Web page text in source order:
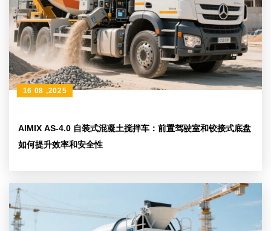
AIMIX AS-4.0 自装式混凝土搅拌车：前置驾驶室和铰接式底盘
如何提升效率和安全性
16 08 ,2025